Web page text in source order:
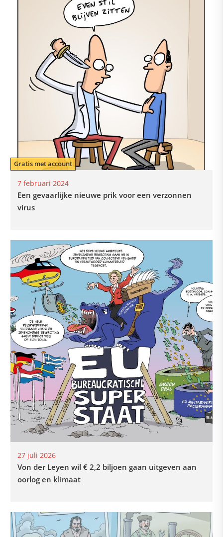
7 februari 2024
Gratis met account
Een gevaarlijke nieuwe prik voor een verzonnen
virus
27 juli 2026
Von der Leyen wil € 2,2 biljoen gaan uitgeven aan
oorlog en klimaat